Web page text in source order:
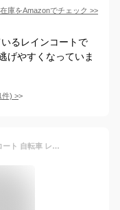
庫をAmazonでチェック >>
るレインコートで
げやすくなっていま
件) >
特許取得 回転フード 透湿 防水 レインコート 自転車 レディース おしゃれ 蒸れない ママ 送迎 膝濡れない レインウェア 三層構造生地 AX-20 軽量 反射帯 レディースファッション 自転車用レインコート ロング 通勤 雨 防災グッズ アエトニクス